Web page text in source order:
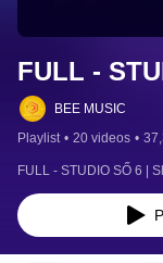
FULL -
BEE MUSIC
Playlist • 20 videos •
FULL - STUDIO SỐ 6 |